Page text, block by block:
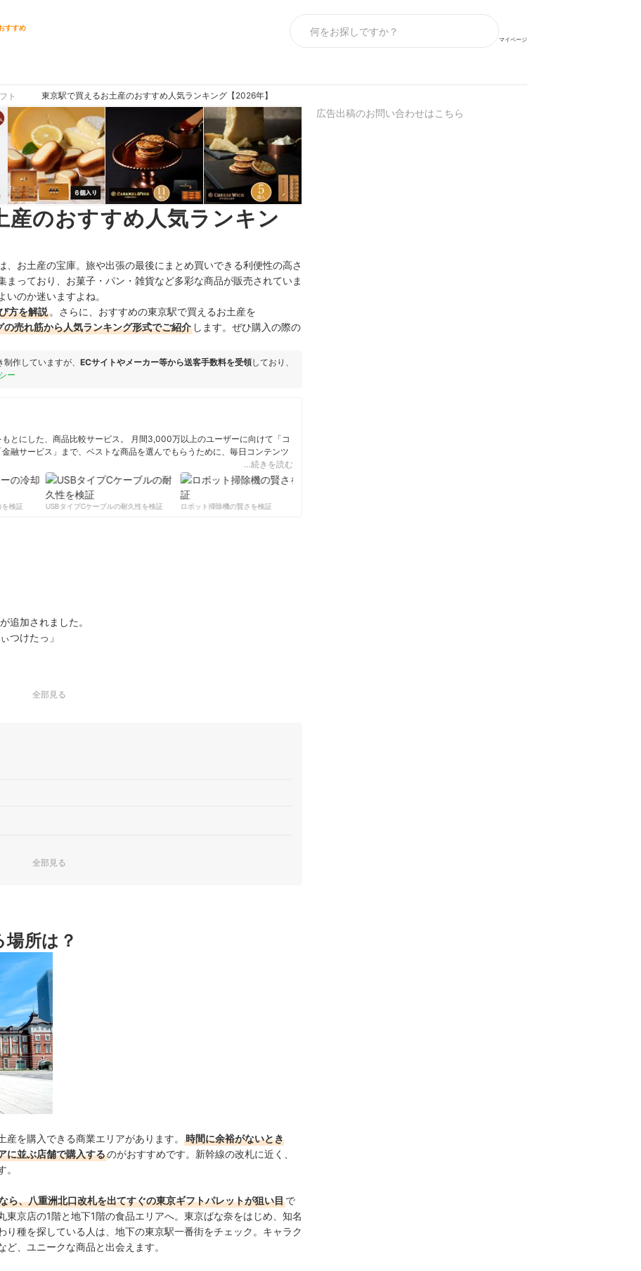
すすめ
マイページ
ト 東京駅で買えるお土産のおすすめ人気ランキング【2026年】
産のおすすめ人気ランキン
お土産の宝庫。旅や出張の最後にまとめ買いできる利便性の高さ
まっており、お菓子・パン・雑貨など多彩な商品が販売されていま
のか迷いますよね。
方を解説 。さらに、おすすめの東京駅で買えるお土産を
売れ筋から人気ランキング形式でご紹介 します。ぜひ購入の際の
作していますが、 ECサイトやメーカー等から送客手数料を受領しており、
ー
とにした、商品比較サービス。 月間3,000万以上のユーザーに向けて「コ
融サービス」まで、ベストな商品を選んでもらうために、毎日コンテンツ
ィール
…続きを読む
検証
USBタイプCケーブルの耐久性を検証 ロボット掃除機の賢さを検証
追加されました。
つけたっ」
代を超えて心を癒やすための和菓子です。国内産の餅米を使用し
と爽やかなバタークリームをサンド。賞味期限は60日間と長く、
ベール & エダム
ら30日の賞味期間があり常温保存が可能。カマンベールとエダム
とりしたケイク生地を使…
チーズ クッキー
新しいニューヨークスタイルのチーズ菓子を堪能できる一品です。
すめ。ゴーダチーズを練り込んだラングドシャ生地で、チェダー
リームを包んでいます。
全部見る
のがおすすめ
ック！
全部見る
所は？
を購入できる商業エリアがあります。
時間に余裕がないとき
に並ぶ店舗で購入するのがおすすめです。新幹線の改札に近く、
ら、八重洲北口改札を出てすぐの東京ギフトパレットが狙い目で
京店の1階と地下1階の食品エリアへ。東京ばな奈をはじめ、知名
り種を探している人は、地下の東京駅一番街をチェック。キャラク
、ユニークな商品と出会えます。
広告出稿のお問い合わせはこちら